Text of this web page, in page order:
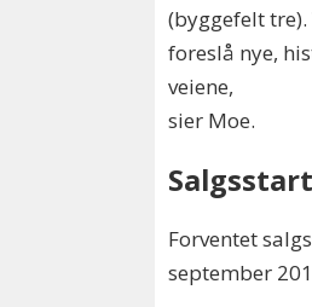
(byggefelt
foreslå nye,
veiene,
sier Moe.
Forventet
september